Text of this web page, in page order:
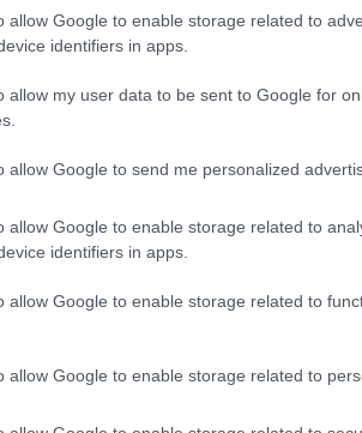
allow Google to enable storage related to
identifiers in apps.
allow my user data to be sent to Google for
allow Google to send me personalized
allow Google to enable storage related to
identifiers in apps.
allow Google to enable storage related to
allow Google to enable storage related to
el sur de Francia
es una de las principales
se encuentran el
y la majestuosa
históricas evocan un espíritu
para intensas escenas de
en Perpignan
único a la serie con su rica
calles, adornadas con